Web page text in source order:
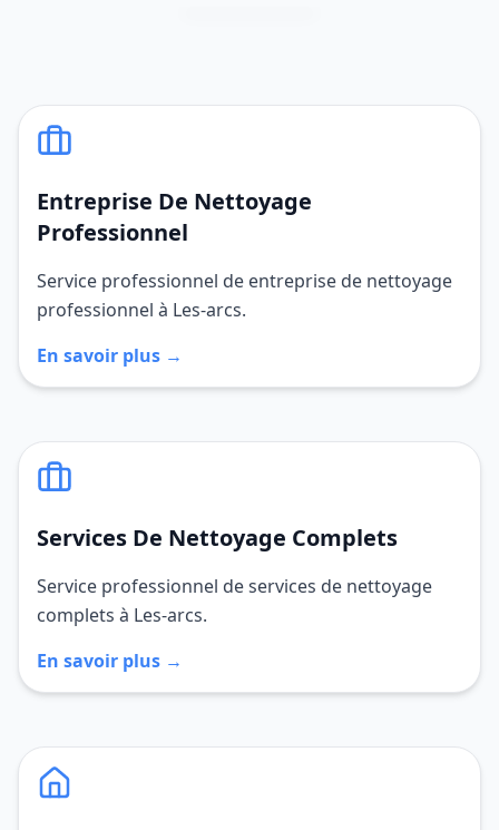
Entreprise De Nettoyage
Professionnel
Service professionnel de entreprise de nettoyage
professionnel à Les-arcs.
En savoir plus →
Services De Nettoyage Complets
Service professionnel de services de nettoyage
complets à Les-arcs.
En savoir plus →